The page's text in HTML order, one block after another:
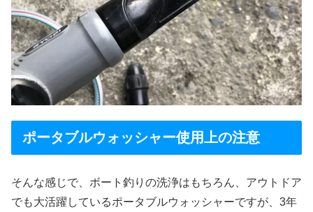
ポータブルウォッシャー使用上の注意
そんな感じで、ボート釣りの洗浄はもちろん、アウトドア
でも大活躍しているポータブルウォッシャーですが、3年